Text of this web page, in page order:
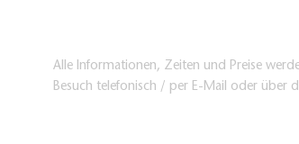
Alle Informationen, Zeiten und Preise
Besuch telefonisch / per E-Mail oder über